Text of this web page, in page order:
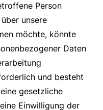
Person
unsere
möchte, könnte
Daten
und besteht
gesetzliche
Einwilligung der